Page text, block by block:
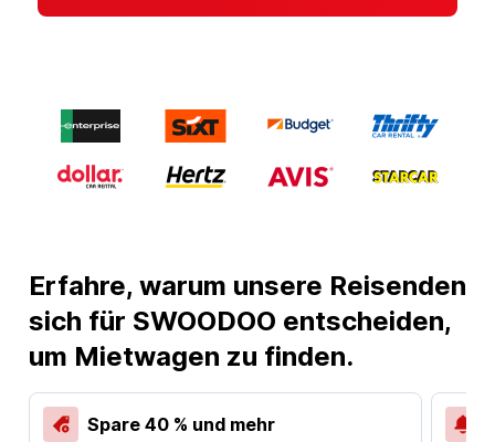
Erfahre, warum unsere Reisenden
sich für SWOODOO entscheiden,
um Mietwagen zu finden.
Spare 40 % und mehr